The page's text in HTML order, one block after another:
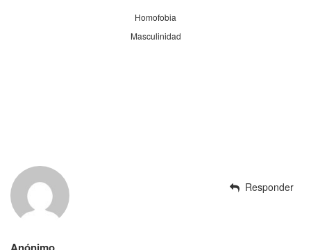
Homofobia
Masculinidad
Responder